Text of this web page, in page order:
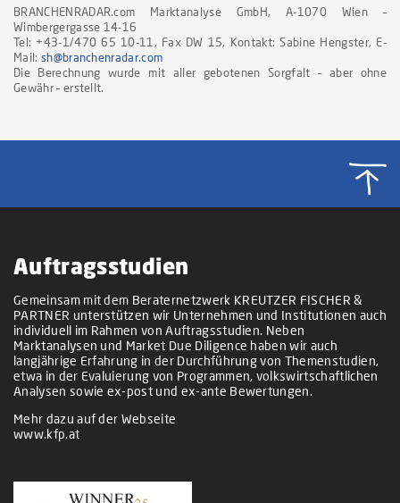
BRANCHENRADAR.com Marktanalyse GmbH, A-1070 Wien –
Wimbergergasse 14-16
Tel: +43-1/470 65 10-11, Fax DW 15, Kontakt: Sabine Hengster, E-
Mail: sh@branchenradar.com
Die Berechnung wurde mit aller gebotenen Sorgfalt – aber ohne
Gewähr – erstellt.
Auftragsstudien
Gemeinsam mit dem Beraternetzwerk KREUTZER FISCHER &
PARTNER unterstützen wir Unternehmen und Institutionen auch
individuell im Rahmen von Auftragsstudien. Neben
Marktanalysen und Market Due Diligence haben wir auch
langjährige Erfahrung in der Durchführung von Themenstudien,
etwa in der Evaluierung von Programmen, volkswirtschaftlichen
Analysen sowie ex-post und ex-ante Bewertungen.
Mehr dazu auf der Webseite
www.kfp.at